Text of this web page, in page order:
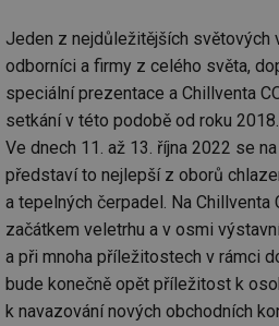
Jeden z nejdůležitějších světových
odborníci a firmy z celého světa,
speciální prezentace a Chillventa
setkání v této podobě od roku 2018.
Ve dnech 11. až 13. října 2022 se
představí to nejlepší z oborů
a tepelných čerpadel. Na Chillventa
začátkem veletrhu a v osmi
a při mnoha příležitostech v rámci
bude konečně opět příležitost k
k navazování nových obchodních